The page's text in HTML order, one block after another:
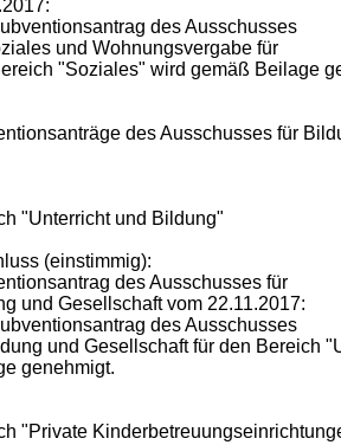
des Ausschusses
und Wohnungsvergabe für
"Soziales" wird gemäß Beilage
des Ausschusses für
"Unterricht und Bildung"
(einstimmig):
des Ausschusses für
und Gesellschaft vom 22.11.2017:
des Ausschusses
und Gesellschaft für den Bereich
genehmigt.
"Private